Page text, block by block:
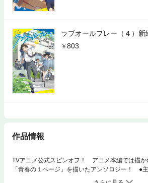
ラブオールプレー（４）新
803
作品情報
TVアニメ公式スピンオフ！ アニメ本編では描か
「青春の１ページ」を描いたアンソロジー！ ●
え続けた榊翔平と、同級生ライバルとして切磋琢